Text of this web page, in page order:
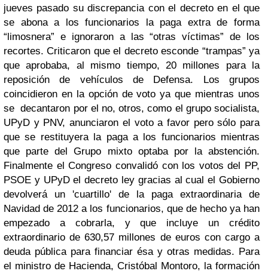
jueves pasado su discrepancia con el decreto en el que
se abona a los funcionarios la paga extra de forma
“limosnera” e ignoraron a las “otras víctimas” de los
recortes. Criticaron que el decreto esconde “trampas” ya
que aprobaba, al mismo tiempo, 20 millones para la
reposición de vehículos de Defensa. Los grupos
coincidieron en la opción de voto ya que mientras unos
se decantaron por el no, otros, como el grupo socialista,
UPyD y PNV, anunciaron el voto a favor pero sólo para
que se restituyera la paga a los funcionarios mientras
que parte del Grupo mixto optaba por la abstención.
Finalmente el Congreso convalidó con los votos del PP,
PSOE y UPyD el decreto ley gracias al cual el Gobierno
devolverá un 'cuartillo' de la paga extraordinaria de
Navidad de 2012 a los funcionarios, que de hecho ya han
empezado a cobrarla, y que incluye un crédito
extraordinario de 630,57 millones de euros con cargo a
deuda pública para financiar ésa y otras medidas. Para
el ministro de Hacienda, Cristóbal Montoro, la formación